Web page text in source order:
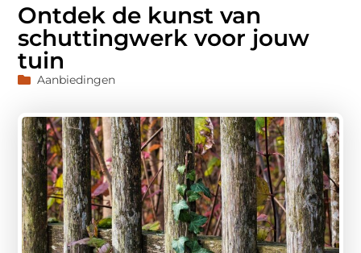
Ontdek de kunst van
schuttingwerk voor jouw
tuin
Aanbiedingen